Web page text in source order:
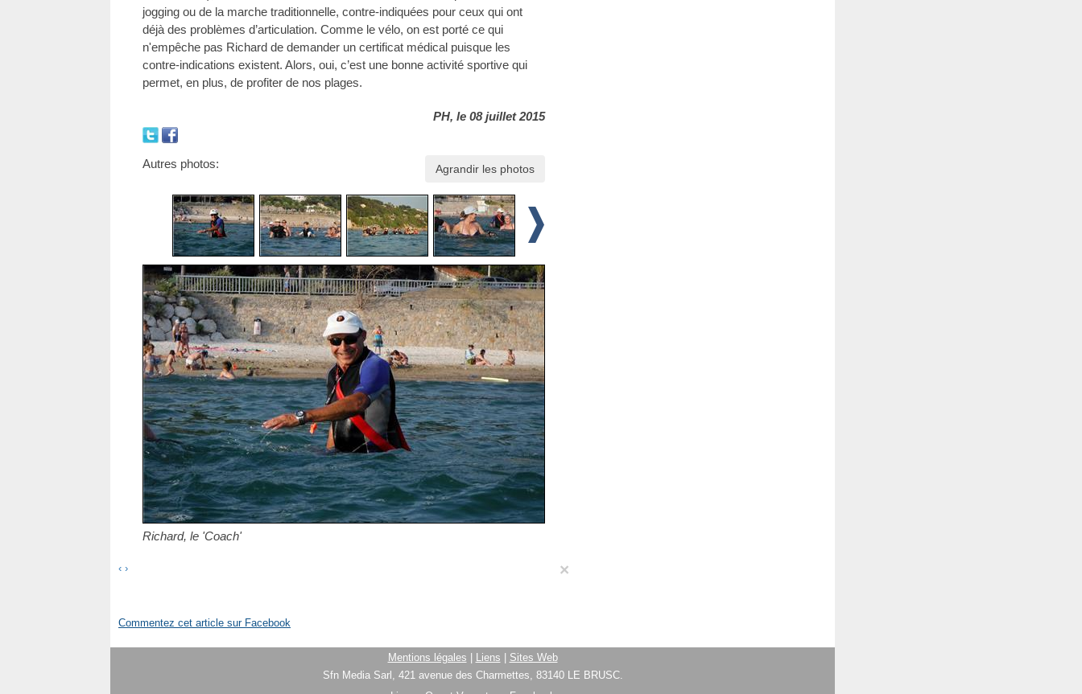
jogging ou de la marche traditionnelle, contre-indiquées pour ceux qui ont
déjà des problèmes d’articulation. Comme le vélo, on est porté ce qui
n'empêche pas Richard de demander un certificat médical puisque les
contre-indications existent. Alors, oui, c’est une bonne activité sportive qui
permet, en plus, de profiter de nos plages.
PH, le 08 juillet 2015
Agrandir les photos
Autres photos:
Richard, le 'Coach'
‹ › ×
Commentez cet article sur Facebook
Mentions légales Liens
Sites Web
Sfn Media Sarl, 421 avenue des Charmettes, 83140 LE BRUSC.